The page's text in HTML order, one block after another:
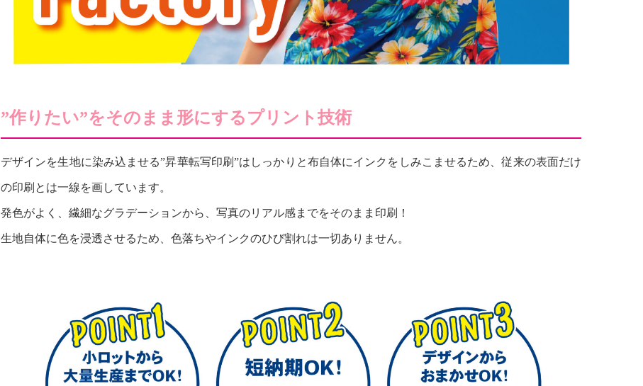
”作りたい”をそのまま形にするプリント技術
デザインを生地に染み込ませる”昇華転写印刷”はしっかりと布自体にインクをしみこませるため、従来の表面だけ
の印刷とは一線を画しています。
発色がよく、繊細なグラデーションから、写真のリアル感までをそのまま印刷！
生地自体に色を浸透させるため、色落ちやインクのひび割れは一切ありません。